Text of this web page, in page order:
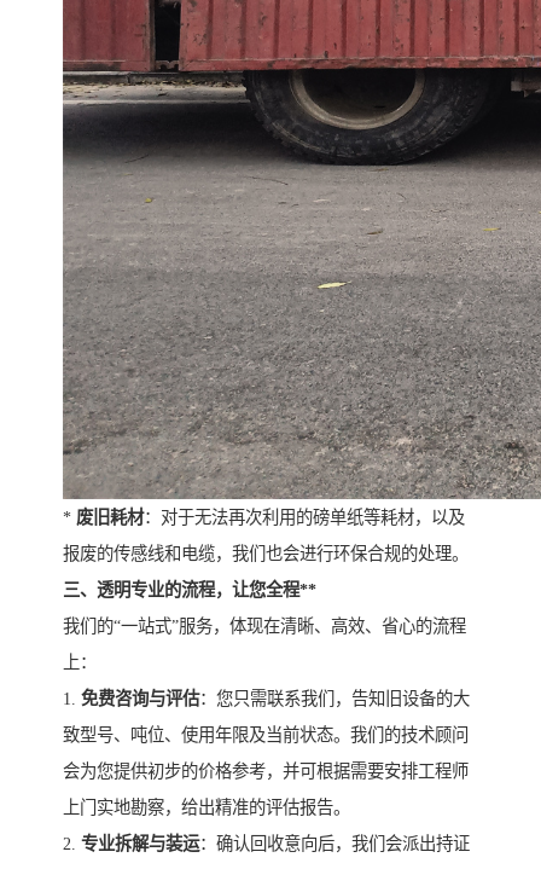
* 废旧耗材：对于无法再次利用的磅单纸等耗材，以及
报废的传感线和电缆，我们也会进行环保合规的处理。
三、透明专业的流程，让您全程**
我们的“一站式”服务，体现在清晰、高效、省心的流程
上：
1. 免费咨询与评估：您只需联系我们，告知旧设备的大
致型号、吨位、使用年限及当前状态。我们的技术顾问
会为您提供初步的价格参考，并可根据需要安排工程师
上门实地勘察，给出精准的评估报告。
2. 专业拆解与装运：确认回收意向后，我们会派出持证